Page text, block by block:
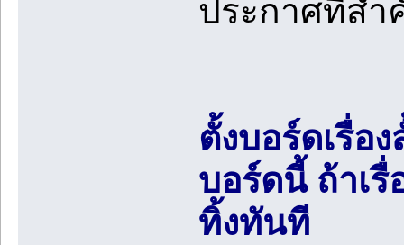
ประกาศที่ส
ตั้งบอร์ดเรื่อ
บอร์ดนี้ ถ้าเ
ทิ้งทันที